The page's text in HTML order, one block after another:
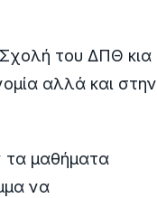
Σχολή του ΔΠΘ κια
αλλά και στην
τα μαθήματα
να